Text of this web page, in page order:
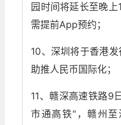
园时间将延长至晚上
需提前App预约；
10、深圳将于香港发
助推人民币国际化；
11、赣深高速铁路9
市通高铁"，赣州